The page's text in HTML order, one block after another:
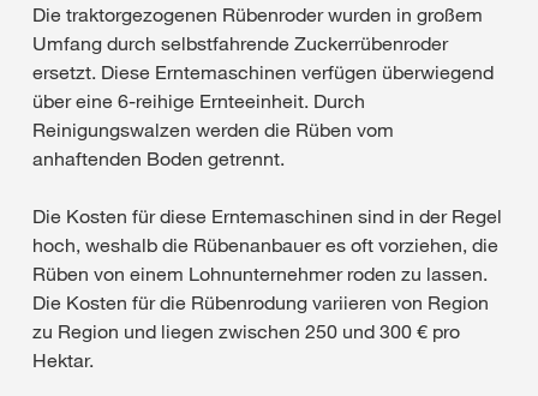
Die traktorgezogenen Rübenroder wurden in großem
Umfang durch selbstfahrende Zuckerrübenroder
ersetzt. Diese Erntemaschinen verfügen überwiegend
über eine 6-reihige Ernteeinheit. Durch
Reinigungswalzen werden die Rüben vom
anhaftenden Boden getrennt.
Die Kosten für diese Erntemaschinen sind in der Regel
hoch, weshalb die Rübenanbauer es oft vorziehen, die
Rüben von einem Lohnunternehmer roden zu lassen.
Die Kosten für die Rübenrodung variieren von Region
zu Region und liegen zwischen 250 und 300 € pro
Hektar.